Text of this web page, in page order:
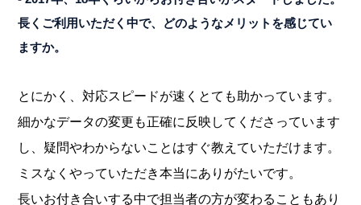
長くご利用いただく中で、どのようなメリットを感じてい
ますか。
とにかく、対応スピードが速くとても助かっています。
細かなデータの変更も正確に反映してくださっています
し、疑問やわからないことはすぐ教えていただけます。
ミスなくやっていただき本当にありがたいです。
長いお付き合いする中で担当者の方が変わることもあり